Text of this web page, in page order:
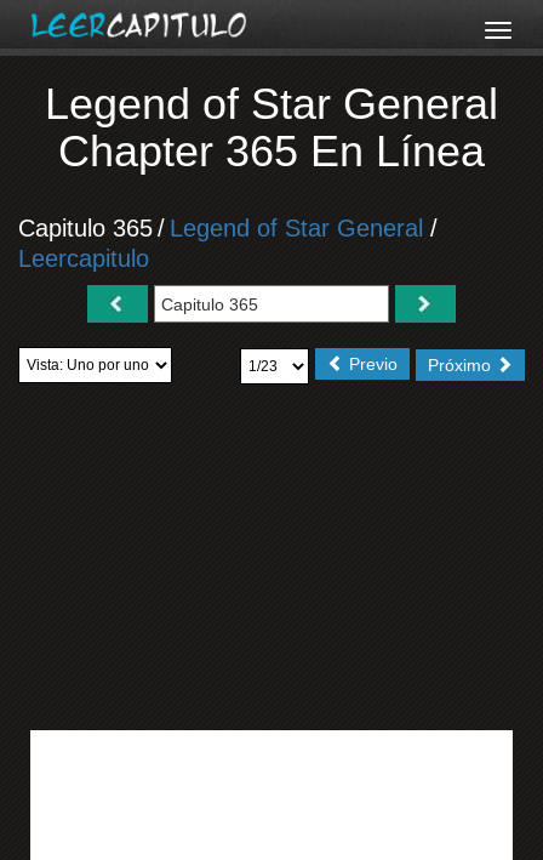
Legend of Star General
Chapter 365 En Línea
Capitulo 365/ Legend of Star General /
Leercapitulo
Próximo
Previo